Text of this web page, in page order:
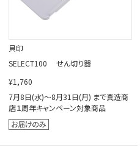
貝印
SELECT100 せん切り器
¥1,760
7月8日(水)～8月31日(月) まで真造商
店１周年キャンペーン対象商品